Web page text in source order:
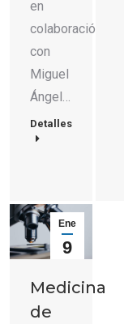
en
colaboración
con
Miguel
Ángel…
Detalles
Ene
9
Medicina
de